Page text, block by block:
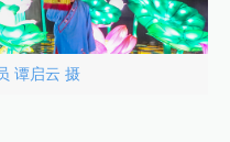
谭启云 摄